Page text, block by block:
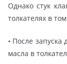
Однако стук
толкателях в
• После запуска
масла в